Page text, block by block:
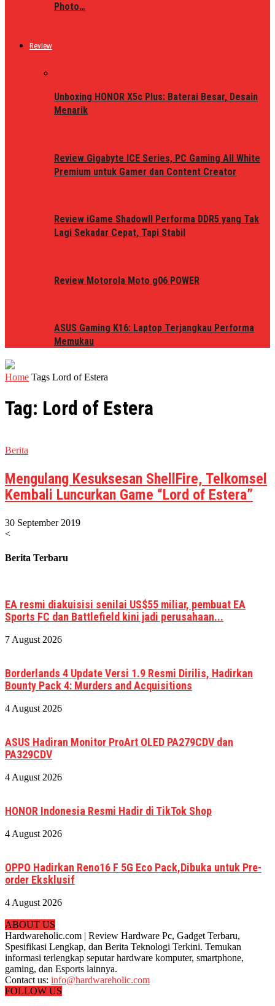
Photo…
Review
Unboxing HONOR X5c Plus: Baterai Besar, Desain
Menarik
Review Gigabyte ICE Series, PC Gaming All White
Premium untuk Gamer dan Content Creator
Review iGame ShadowII Performa DDR5 yang Tak
Lagi Sekadar Cepat, Tapi Stabil
Review Motorola Moto g06 POWER
ASUS Gaming K16: Laptop Terjangkau Performa
Memukau
Home Tags Lord of Estera
Tag: Lord of Estera
Berita
Mengulang Kesuksesan ShellFire, Telkomsel
Kembali Luncurkan Game “Lord of Estera”
30 September 2019
<
Berita Terbaru
EA resmi diakuisisi senilai US$55 miliar, pembuat EA
Sports FC dan Battlefield kini jadi perusahaan...
7 August 2026
Borderlands 4 Update Versi 1.9 Resmi Dirilis, Hadirkan
Bounty Pack 4: Murders and Acquisitions
4 August 2026
ASUS Hadiran Monitor ProArt OLED PA279CDV dan
PA329CDV
4 August 2026
HONOR Indonesia Resmi Hadir di TikTok Shop
4 August 2026
OPPO Hadirkan Reno16 F 5G Eco Pack,Dibuka untuk Pre-
order Eksklusif
4 August 2026
ABOUT US
Hardwareholic.com | Review Hardware Pc, Gadget Terbaru,
Spesifikasi Lengkap, dan Berita Teknologi Terkini. Temukan
informasi terlengkap seputar hardware komputer, smartphone,
gaming, dan Esports lainnya.
Contact us: info@hardwareholic.com
FOLLOW US